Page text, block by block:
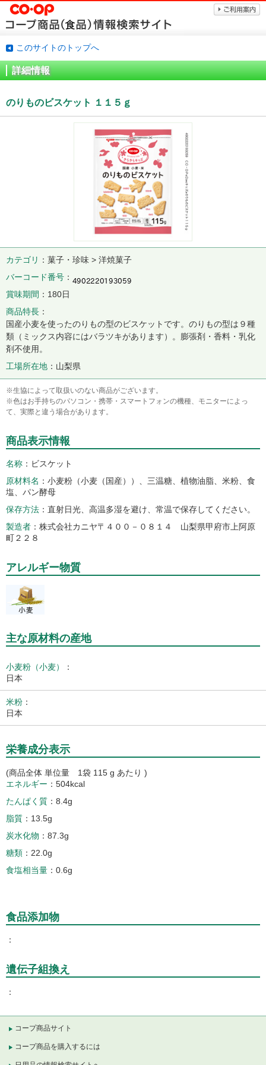
このサイトのトップへ
詳細情報
のりものビスケット １１５ｇ
カテゴリ
菓子・珍味 > 洋焼菓子
バーコード番号
賞味期間
180日
商品特長
国産小麦を使ったのりもの型のビスケットです。のりもの型は９種
類（ミックス内容にはバラツキがあります）。膨張剤・香料・乳化
剤不使用。
工場所在地
山梨県
※生協によって取扱いのない商品がございます。
※色はお手持ちのパソコン・携帯・スマートフォンの機種、モニターによっ
て、実際と違う場合があります。
商品表示情報
名称
ビスケット
原材料名
小麦粉（小麦（国産））、三温糖、植物油脂、米粉、食
塩、パン酵母
保存方法
直射日光、高温多湿を避け、常温で保存してください。
製造者
株式会社カニヤ〒４００－０８１４ 山梨県甲府市上阿原
町２２８
アレルギー物質
主な原材料の産地
小麦粉（小麦）
：
日本
米粉 ：
日本
栄養成分表示
(商品全体 単位量 1袋 115 g あたり )
エネルギー
504kcal
たんぱく質
8.4g
脂質
13.5g
炭水化物
87.3g
糖類
22.0g
食塩相当量
0.6g
食品添加物
遺伝子組換え
コープ商品サイト
コープ商品を購入するには